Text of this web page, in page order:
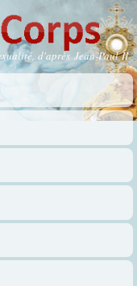
d'après Jean-Paul II